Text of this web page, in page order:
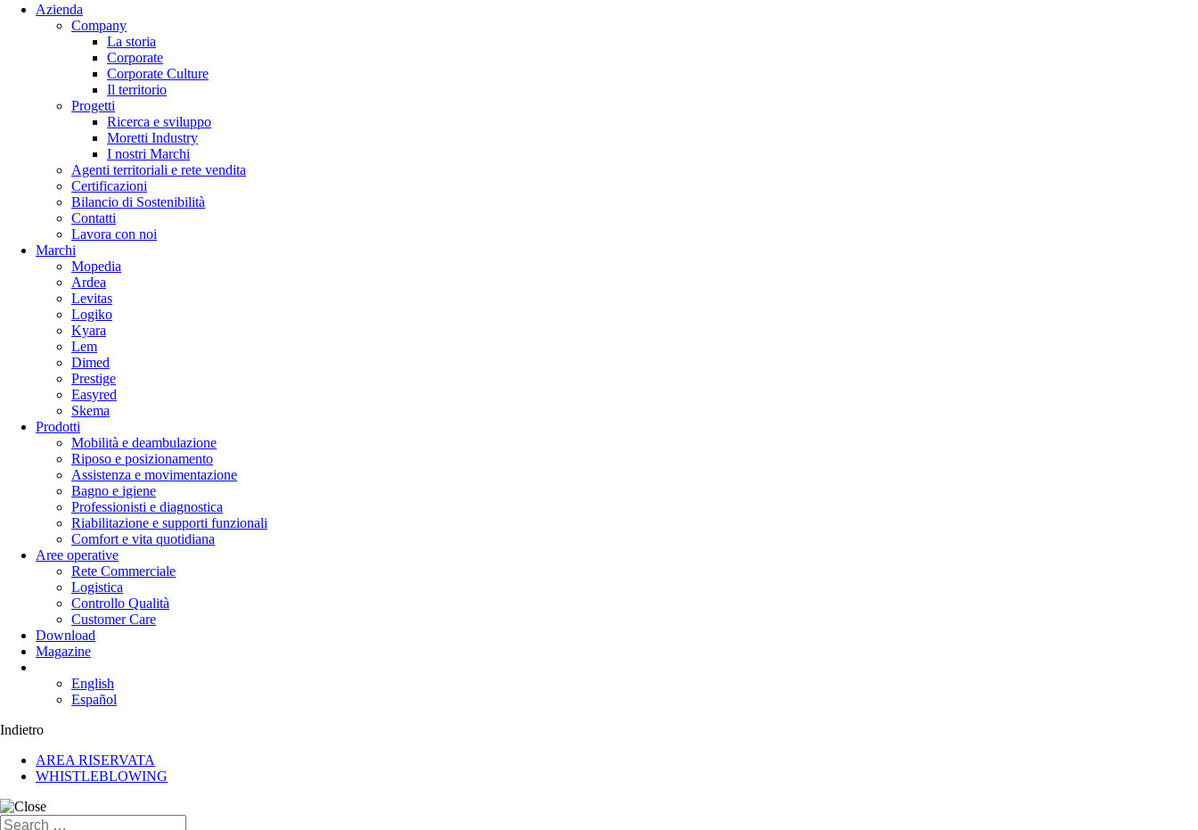
Azienda
Company
La storia
Corporate
Corporate Culture
Il territorio
Progetti
Ricerca e sviluppo
Moretti Industry
I nostri Marchi
Agenti territoriali e rete vendita
Certificazioni
Bilancio di Sostenibilità
Contatti
Lavora con noi
Marchi
Mopedia
Ardea
Levitas
Logiko
Kyara
Lem
Dimed
Prestige
Easyred
Skema
Prodotti
Mobilità e deambulazione
Riposo e posizionamento
Assistenza e movimentazione
Bagno e igiene
Professionisti e diagnostica
Riabilitazione e supporti funzionali
Comfort e vita quotidiana
Aree operative
Rete Commerciale
Logistica
Controllo Qualità
Customer Care
Download
Magazine
English
Español
Indietro
AREA RISERVATA
WHISTLEBLOWING